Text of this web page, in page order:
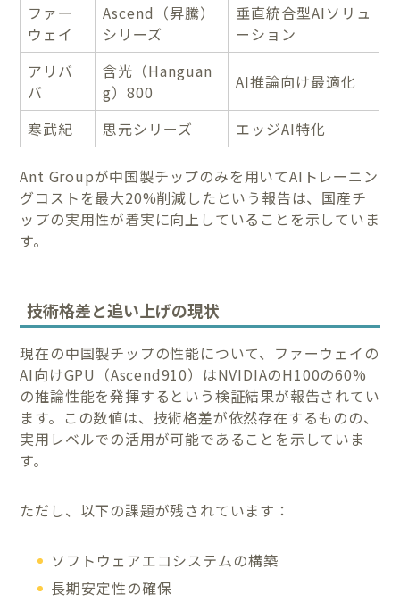
ファー
ウェイ
Ascend（昇騰）
シリーズ
垂直統合型AIソリュ
ーション
アリバ
バ
含光（Hanguan
g）800
AI推論向け最適化
寒武紀 思元シリーズ エッジAI特化
Ant Groupが中国製チップのみを用いてAIトレーニン
グコストを最大20%削減したという報告は、国産チ
ップの実用性が着実に向上していることを示していま
す。
技術格差と追い上げの現状
現在の中国製チップの性能について、ファーウェイの
AI向けGPU（Ascend910）はNVIDIAのH100の60%
の推論性能を発揮するという検証結果が報告されてい
ます。この数値は、技術格差が依然存在するものの、
実用レベルでの活用が可能であることを示していま
す。
ただし、以下の課題が残されています：
ソフトウェアエコシステムの構築
長期安定性の確保